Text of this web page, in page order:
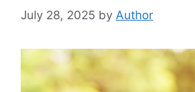
July 28, 2025 by Author